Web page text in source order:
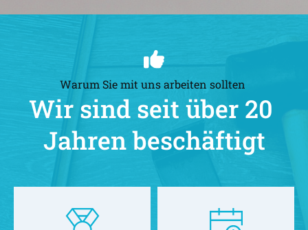
Warum Sie mit uns arbeiten sollten
Wir sind seit über 20
Jahren beschäftigt